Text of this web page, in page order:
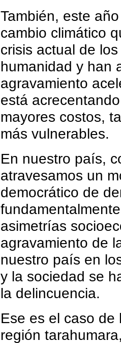
También, este
cambio climático
crisis actual de
humanidad y han
agravamiento
está
mayores costos,
más vulnerables.
En nuestro país,
atravesamos un
democrático de
asimetrías
agravamiento de
nuestro país en
y la sociedad se
la delincuencia.
Ese es el caso de
región